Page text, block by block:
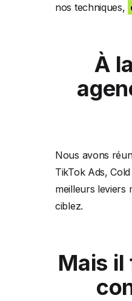
nos techniques,
À
Nous avons
TikTok Ads,
meilleurs leviers
ciblez.
Mais